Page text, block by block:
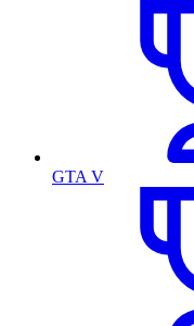
GTA V